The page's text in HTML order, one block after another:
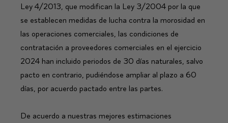
Ley 4/2013, que modifican la Ley 3/2004 por la que
se establecen medidas de lucha contra la morosidad en
las operaciones comerciales, las condiciones de
contratación a proveedores comerciales en el ejercicio
2024 han incluido periodos de 30 días naturales, salvo
pacto en contrario, pudiéndose ampliar al plazo a 60
días, por acuerdo pactado entre las partes.
De acuerdo a nuestras mejores estimaciones